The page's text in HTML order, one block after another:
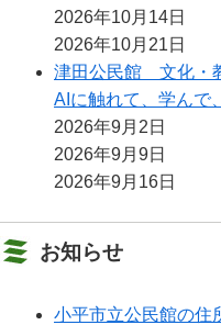
2026年10月14日
2026年10月21日
津田公民館 文化・
AIに触れて、学んで
2026年9月2日
2026年9月9日
2026年9月16日
お知らせ
小平市立公民館の住